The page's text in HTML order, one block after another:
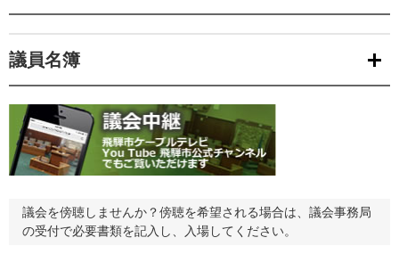
議員名簿
議会を傍聴しませんか？傍聴を希望される場合は、議会事務局
の受付で必要書類を記入し、入場してください。